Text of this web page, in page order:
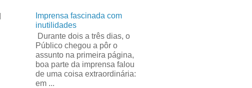
Imprensa fascinada com
inutilidades
Durante dois a três dias, o
Público chegou a pôr o
assunto na primeira página,
boa parte da imprensa falou
de uma coisa extraordinária:
em ...